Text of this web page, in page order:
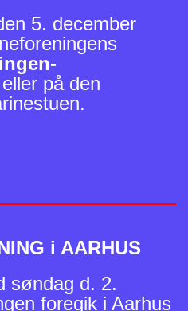
5. december
eller på den
i AARHUS
søndag d. 2.
foregik i Aarhus